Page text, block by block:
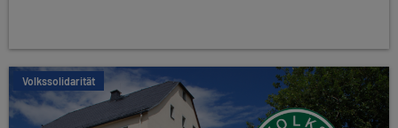
Volkssolidarität